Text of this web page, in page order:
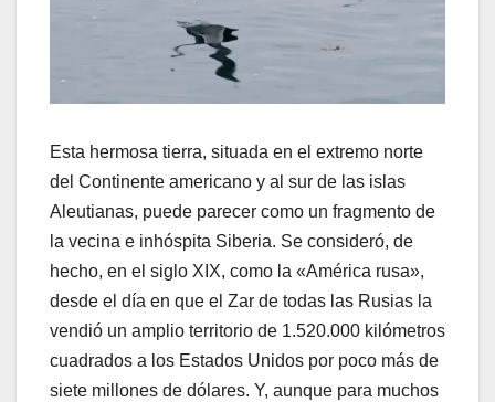
Esta hermosa tierra, situada en el extremo norte
del Continente americano y al sur de las islas
Aleutianas, puede parecer como un fragmento de
la vecina e inhóspita Siberia. Se consideró, de
hecho, en el siglo XIX, como la «América rusa»,
desde el día en que el Zar de todas las Rusias la
vendió un amplio territorio de 1.520.000 kilómetros
cuadrados a los Estados Unidos por poco más de
siete millones de dólares. Y, aunque para muchos